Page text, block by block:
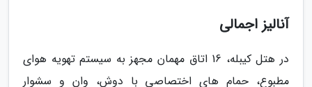
آنالیز اجمالی
در هتل کیبله، 16 اتاق مهمان مجهز به سیستم تهویه هوای
مطبوع، حمام های اختصاصی با دوش، وان و سشوار